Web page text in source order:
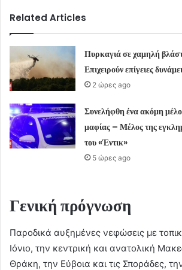
Related Articles
Πυρκαγιά σε χαμηλή
Επιχειρούν επίγειες
2 ώρες ago
Συνελήφθη ένα ακόμη
μαφίας – Μέλος της
του «Έντικ»
5 ώρες ago
Γενική πρόγνωση
Παροδικά αυξημένες νεφώσεις με
Ιόνιο, την κεντρική και ανατολική
Θράκη, την Εύβοια και τις Σποράδες,